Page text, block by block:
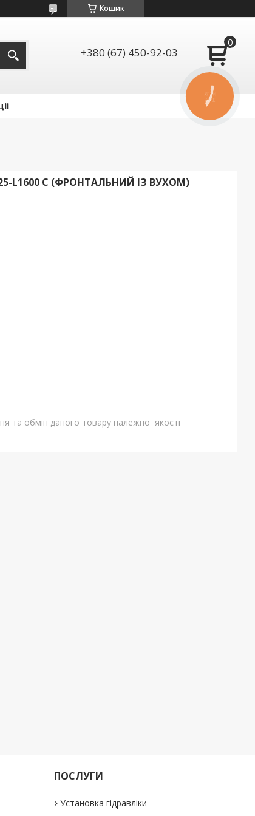
Кошик
+380 (67) 450-92-03
L1600 C (ФРОНТАЛЬНИЙ ІЗ ВУХОМ)
та обмін даного товару належної якості
ПОСЛУГИ
Установка гідравліки
КНОПКА
ЗВ'ЯЗКУ